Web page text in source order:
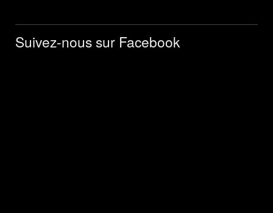
Suivez-nous sur Facebook